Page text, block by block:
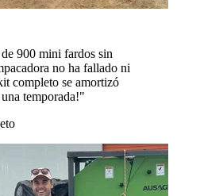
900 mini fardos sin
no ha fallado ni
completo se amortizó
temporada!"